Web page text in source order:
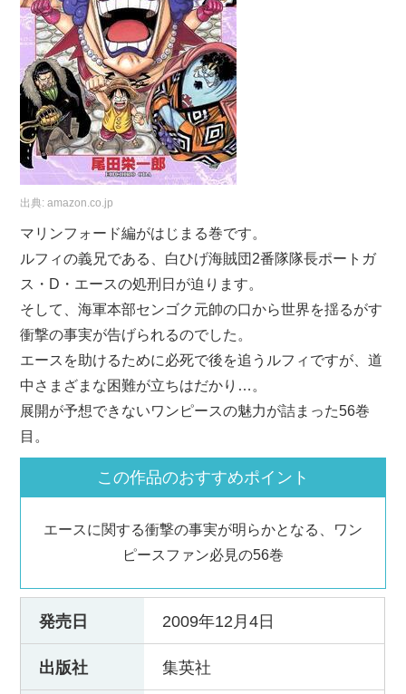
出典:amazon.co.jp
マリンフォード編がはじまる巻です。
ルフィの義兄である、白ひげ海賊団2番隊隊長ポートガ
ス・D・エースの処刑日が迫ります。
そして、海軍本部センゴク元帥の口から世界を揺るがす
衝撃の事実が告げられるのでした。
エースを助けるために必死で後を追うルフィですが、道
中さまざまな困難が立ちはだかり…。
展開が予想できないワンピースの魅力が詰まった56巻
目。
この作品のおすすめポイント
エースに関する衝撃の事実が明らかとなる、ワン
ピースファン必見の56巻
発売日 2009年12月4日
出版社 集英社